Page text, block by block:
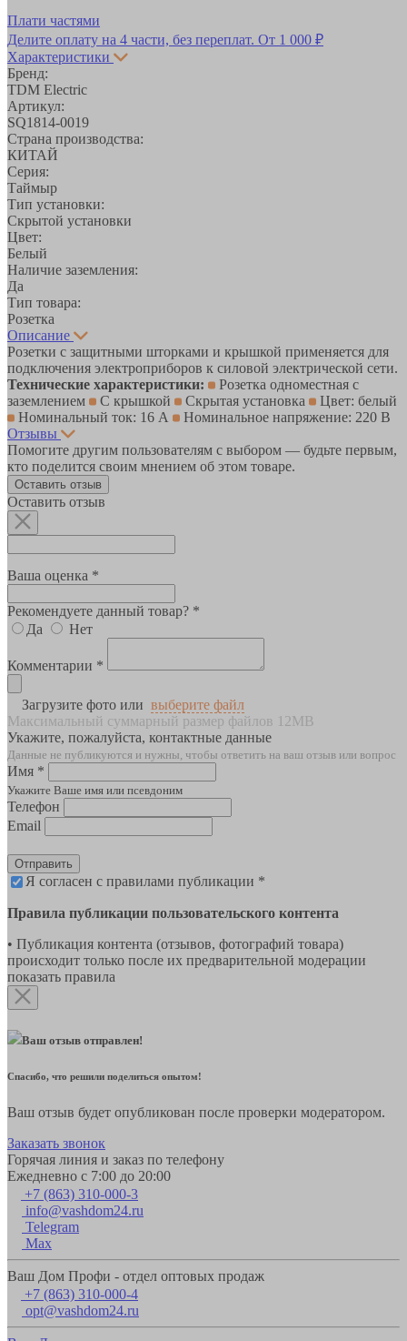
Плати частями
Делите оплату на 4 части, без переплат. От 1 000 ₽
Характеристики
Бренд:
TDM Electric
Артикул:
SQ1814-0019
Страна производства:
КИТАЙ
Серия:
Таймыр
Тип установки:
Скрытой установки
Цвет:
Белый
Наличие заземления:
Да
Тип товара:
Розетка
Описание
Розетки с защитными шторками и крышкой применяется для
подключения электроприборов к силовой электрической сети.
Технические характеристики:
Розетка одноместная с
заземлением
С крышкой Скрытая установка
Цвет: белый
Номинальный ток: 16 А
Номинальное напряжение: 220 В
Отзывы
Помогите другим пользователям с выбором — будьте первым,
кто поделится своим мнением об этом товаре.
Оставить отзыв
Оставить отзыв
Ваша оценка *
Рекомендуете данный товар? *
Да
Нет
Комментарии *
Загрузите фото или выберите файл
Максимальный суммарный размер файлов 12MB
Укажите, пожалуйста, контактные данные
Данные не публикуются и нужны, чтобы ответить на ваш отзыв или вопрос
Имя *
Укажите Ваше имя или псевдоним
Телефон
Email
Отправить
Я согласен с правилами публикации *
Правила публикации пользовательского контента
• Публикация контента (отзывов, фотографий товара)
происходит только после их предварительной модерации
показать правила
Ваш отзыв отправлен!
Спасибо, что решили поделиться опытом!
Ваш отзыв будет опубликован после проверки модератором.
Заказать звонок
Горячая линия и заказ по телефону
Ежедневно с 7:00 до 20:00
+7 (863) 310-000-3
info@vashdom24.ru
Telegram
Max
Ваш Дом Профи - отдел оптовых продаж
+7 (863) 310-000-4
opt@vashdom24.ru